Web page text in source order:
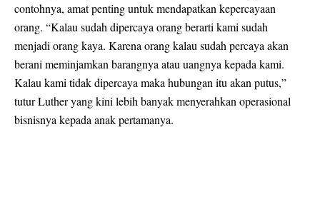
contohnya, amat penting untuk mendapatkan kepercayaan
orang. “Kalau sudah dipercaya orang berarti kami sudah
menjadi orang kaya. Karena orang kalau sudah percaya akan
berani meminjamkan barangnya atau uangnya kepada kami.
Kalau kami tidak dipercaya maka hubungan itu akan putus,”
tutur Luther yang kini lebih banyak menyerahkan operasional
bisnisnya kepada anak pertamanya.